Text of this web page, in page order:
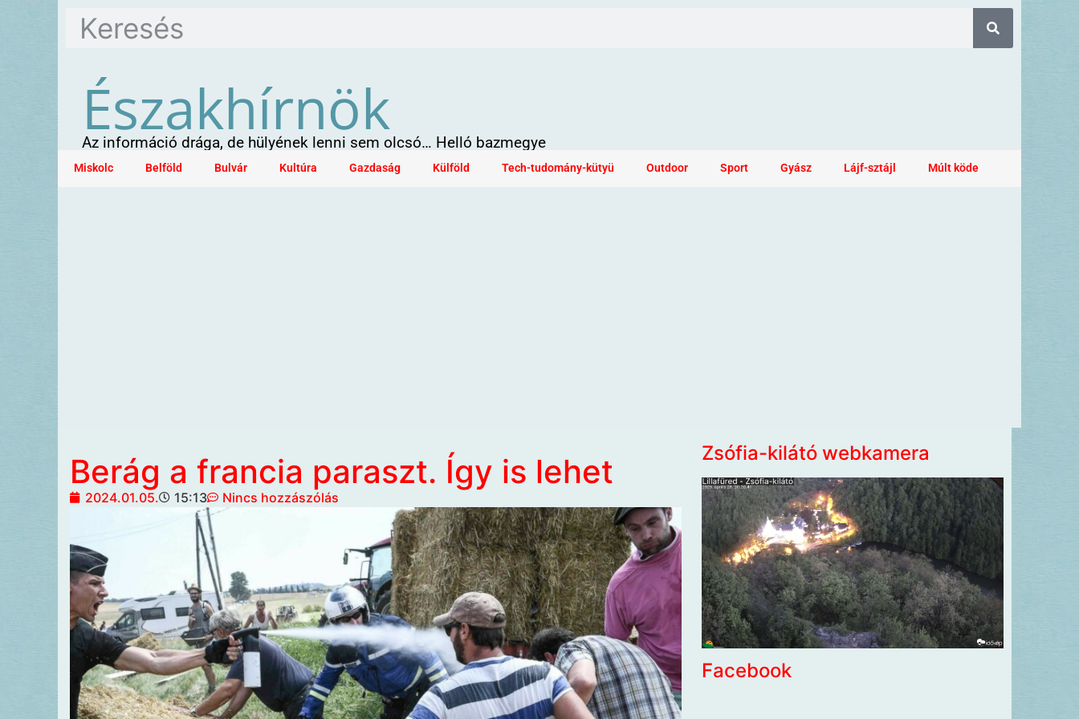
Északhírnök
Az információ drága, de hülyének lenni sem olcsó… Helló bazmegye
Miskolc Belföld Bulvár Kultúra Gazdaság Külföld Tech-tudomány-kütyü Outdoor Sport Gyász Lájf-sztájl Múlt köde
Berág a francia paraszt. Így is lehet
2024.01.05. 15:13 Nincs hozzászólás
Zsófia-kilátó webkamera
Facebook